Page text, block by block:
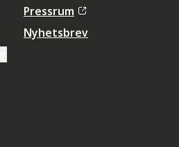
Pressrum
Nyhetsbrev